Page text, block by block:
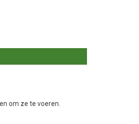
om ze te voeren.